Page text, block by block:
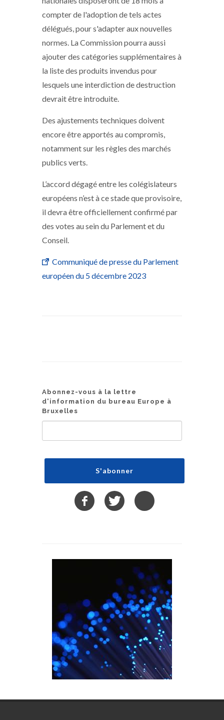
compter de l'adoption de tels actes
délégués, pour s'adapter aux nouvelles
normes. La Commission pourra aussi
ajouter des catégories supplémentaires à
la liste des produits invendus pour
lesquels une interdiction de destruction
devrait être introduite.
Des ajustements techniques doivent
encore être apportés au compromis,
notamment sur les règles des marchés
publics verts.
L’accord dégagé entre les colégislateurs
européens n’est à ce stade que provisoire,
il devra être officiellement confirmé par
des votes au sein du Parlement et du
Conseil.
Communiqué de presse du Parlement
européen du 5 décembre 2023
Abonnez-vous à la lettre
d'information du bureau Europe à
Bruxelles